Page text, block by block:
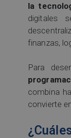
la
digitales
finanzas,
Para
combina
convierte